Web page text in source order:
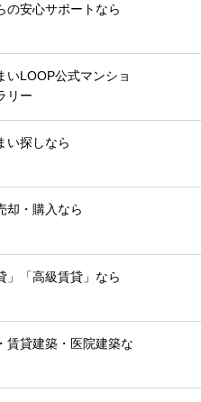
の安心サポートなら
いLOOP公式マンショ
リー
い探しなら
却・購入なら
」「高級賃貸」なら
賃貸建築・医院建築な